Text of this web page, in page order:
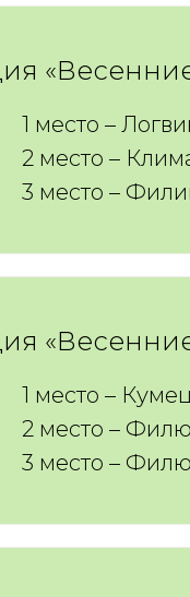
1 место –
2 место –
3 место –
1 место –
2 место –
3 место –